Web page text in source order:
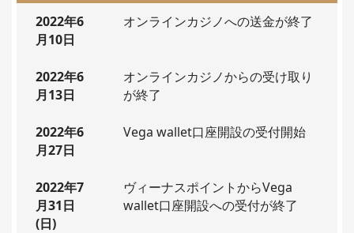
2022年6
月10日
オンラインカジノへの送金が終了
2022年6
月13日
オンラインカジノからの受け取り
が終了
2022年6
月27日
Vega wallet口座開設の受付開始
2022年7
月31日
(日)
ヴィーナスポイントからVega
wallet口座開設への受付が終了